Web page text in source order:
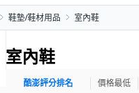
鞋墊/鞋材用品 室內鞋
室內鞋
酷澎評分排名 價格最低